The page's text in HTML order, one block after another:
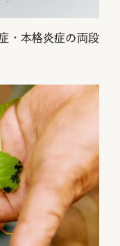
・本格炎症の両段